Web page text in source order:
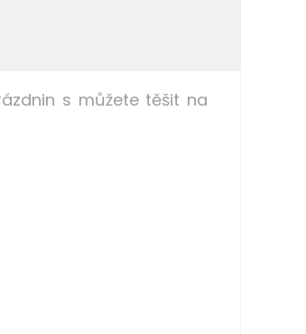
s můžete těšit na